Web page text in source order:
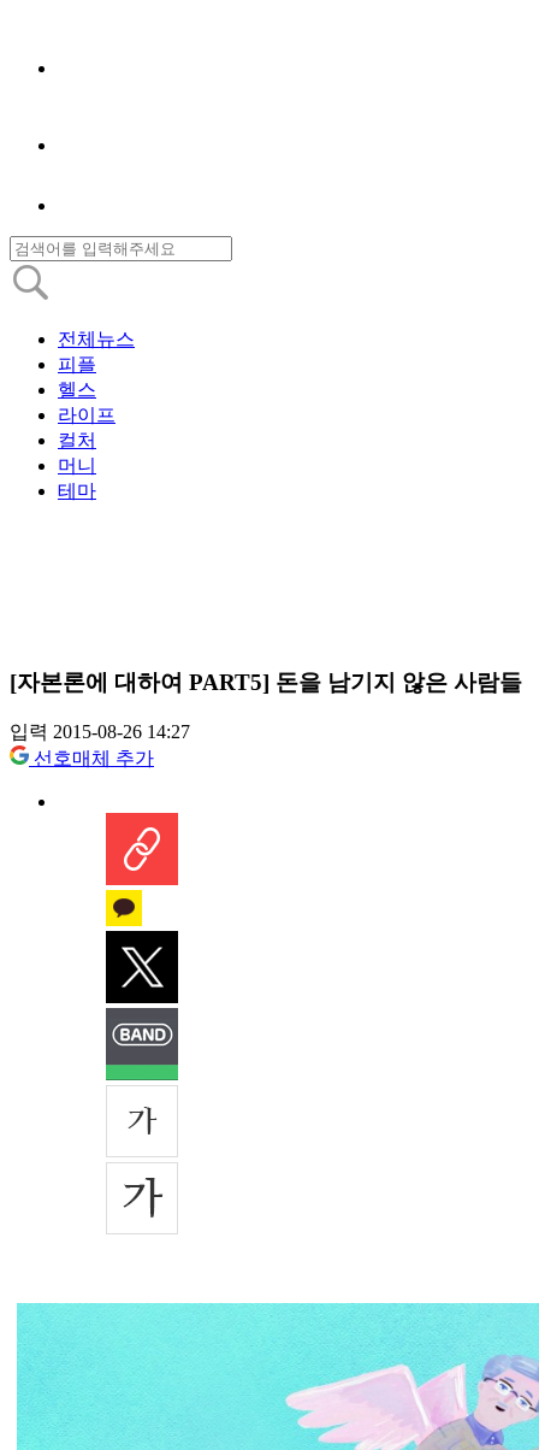
전체뉴스
피플
헬스
라이프
컬처
머니
테마
[자본론에 대하여 PART5] 돈을 남기지 않은 사람들
입력 2015-08-26 14:27
선호매체 추가